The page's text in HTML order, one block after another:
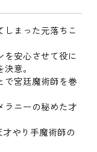
しまった元落ちこ
を安心させて役に
意。
で宮廷魔術師を巻
ラニーの秘めた才
やり手魔術師の